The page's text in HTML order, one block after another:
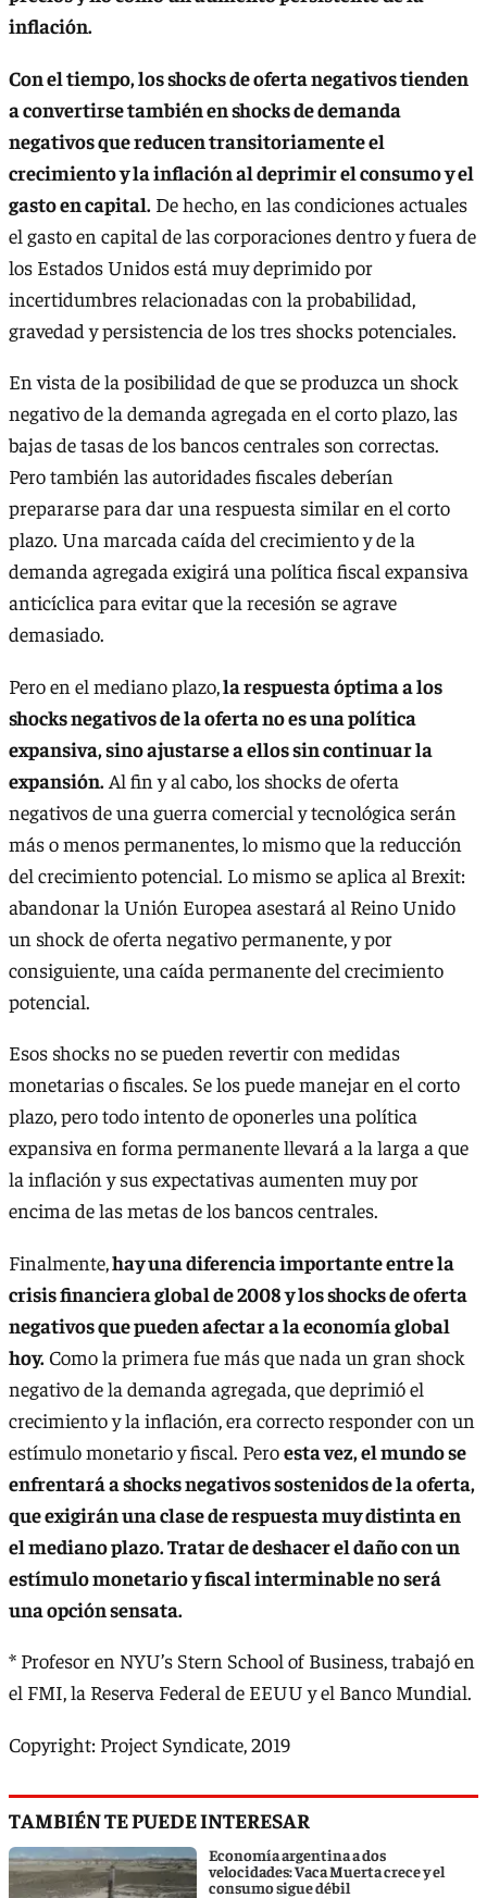
inflación.
Con el tiempo, los shocks de oferta negativos tienden
a convertirse también en shocks de demanda
negativos que reducen transitoriamente el
crecimiento y la inflación al deprimir el consumo y el
gasto en capital. De hecho, en las condiciones actuales
el gasto en capital de las corporaciones dentro y fuera de
los Estados Unidos está muy deprimido por
incertidumbres relacionadas con la probabilidad,
gravedad y persistencia de los tres shocks potenciales.
En vista de la posibilidad de que se produzca un shock
negativo de la demanda agregada en el corto plazo, las
bajas de tasas de los bancos centrales son correctas.
Pero también las autoridades fiscales deberían
prepararse para dar una respuesta similar en el corto
plazo. Una marcada caída del crecimiento y de la
demanda agregada exigirá una política fiscal expansiva
anticíclica para evitar que la recesión se agrave
demasiado.
Pero en el mediano plazo,la respuesta óptima a los
shocks negativos de la oferta no es una política
expansiva, sino ajustarse a ellos sin continuar la
expansión. Al fin y al cabo, los shocks de oferta
negativos de una guerra comercial y tecnológica serán
más o menos permanentes, lo mismo que la reducción
del crecimiento potencial. Lo mismo se aplica al Brexit:
abandonar la Unión Europea asestará al Reino Unido
un shock de oferta negativo permanente, y por
consiguiente, una caída permanente del crecimiento
potencial.
Esos shocks no se pueden revertir con medidas
monetarias o fiscales. Se los puede manejar en el corto
plazo, pero todo intento de oponerles una política
expansiva en forma permanente llevará a la larga a que
la inflación y sus expectativas aumenten muy por
encima de las metas de los bancos centrales.
Finalmente,hay una diferencia importante entre la
crisis financiera global de 2008 y los shocks de oferta
negativos que pueden afectar a la economía global
hoy.Como la primera fue más que nada un gran shock
negativo de la demanda agregada, que deprimió el
crecimiento y la inflación, era correcto responder con un
estímulo monetario y fiscal. Peroesta vez, el mundo se
enfrentará a shocks negativos sostenidos de la oferta,
que exigirán una clase de respuesta muy distinta en
el mediano plazo. Tratar de deshacer el daño con un
estímulo monetario y fiscal interminable no será
una opción sensata.
* Profesor en NYU’s Stern School of Business, trabajó en
el FMI, la Reserva Federal de EEUU y el Banco Mundial.
Copyright: Project Syndicate, 2019
TAMBIÉN TE PUEDE INTERESAR
Economía argentina a dos
velocidades: Vaca Muerta crece y el
consumo sigue débil